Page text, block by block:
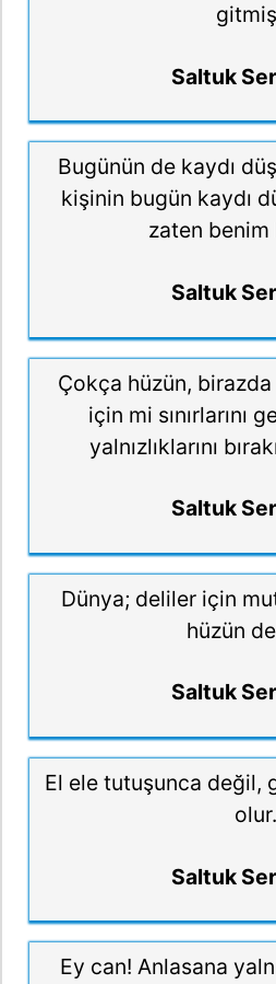
Saltuk
Bugünün de kaydı
kişinin bugün kaydı
zaten
Saltuk
Çokça hüzün,
için mi sınırlarını
yalnızlıklarını
Saltuk
Dünya; deliler için
hüzün
Saltuk
El ele tutuşunca değil,
olur.
Saltuk
Ey can! Anlasana